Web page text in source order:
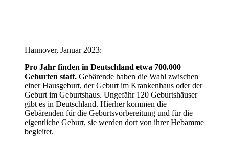
Hannover, Januar 2023:
Pro Jahr finden in Deutschland etwa 700.000
Geburten statt. Gebärende haben die Wahl zwischen
einer Hausgeburt, der Geburt im Krankenhaus oder der
Geburt im Geburtshaus. Ungefähr 120 Geburtshäuser
gibt es in Deutschland. Hierher kommen die
Gebärenden für die Geburtsvorbereitung und für die
eigentliche Geburt, sie werden dort von ihrer Hebamme
begleitet.